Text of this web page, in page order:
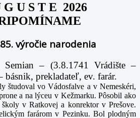
U S T E 2026
výročie narodenia
– (3.8.1741 Vrádište –
básnik, prekladateľ, ev. farár.
študoval vo Vádosfalve a v Nemeskéri,
a na lýceu v Kežmarku. Pôsobil ako
v Ratkovej a konrektor v Prešove.
farárom v Pezinku. Bol plodným